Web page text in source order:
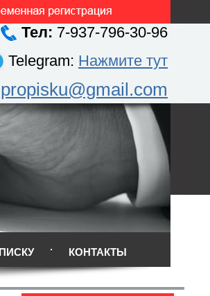
Тел: 7-937-796-30-96
Telegram: Нажмите тут
КОНТАКТЫ